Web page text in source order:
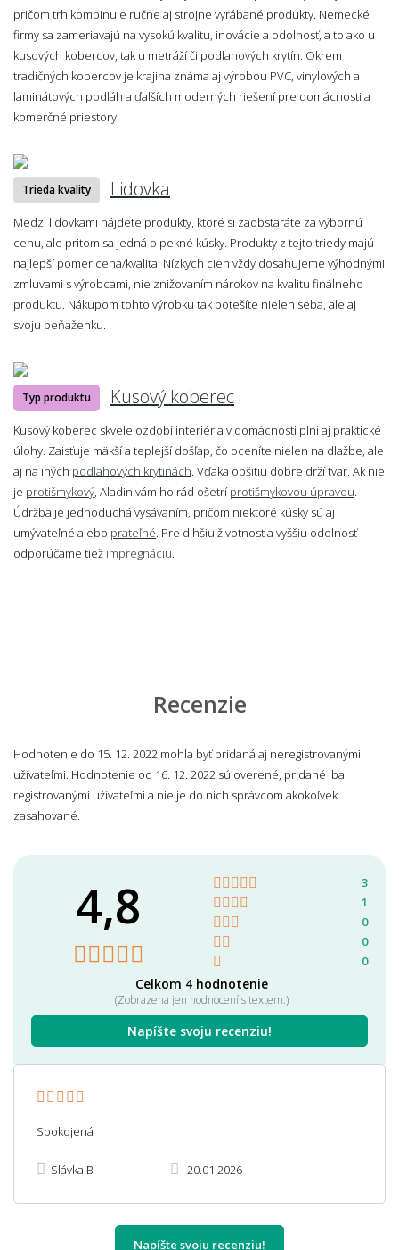
pričom trh kombinuje ručne aj strojne vyrábané produkty. Nemecké
firmy sa zameriavajú na vysokú kvalitu, inovácie a odolnosť, a to ako u
kusových kobercov, tak u metráží či podlahových krytín. Okrem
tradičných kobercov je krajina známa aj výrobou PVC, vinylových a
laminátových podláh a ďalších moderných riešení pre domácnosti a
komerčné priestory.
Trieda kvality Lidovka
Medzi lidovkami nájdete produkty, ktoré si zaobstaráte za výbornú
cenu, ale pritom sa jedná o pekné kúsky. Produkty z tejto triedy majú
najlepší pomer cena/kvalita. Nízkych cien vždy dosahujeme výhodnými
zmluvami s výrobcami, nie znižovaním nárokov na kvalitu finálneho
produktu. Nákupom tohto výrobku tak potešíte nielen seba, ale aj
svoju peňaženku.
Typ produktu Kusový koberec
Kusový koberec skvele ozdobí interiér a v domácnosti plní aj praktické
úlohy. Zaisťuje mäkší a teplejší došľap, čo oceníte nielen na dlažbe, ale
aj na iných podlahových krytinách . Vďaka obšitiu dobre drží tvar. Ak nie
je protišmykový , Aladin vám ho rád ošetríprotišmykovou úpravou
Údržba je jednoduchá vysávaním, pričom niektoré kúsky sú aj
umývateľné alebo prateľné . Pre dlhšiu životnosť a vyššiu odolnosť
odporúčame tiež impregnáciu
Recenzie
Hodnotenie do 15. 12. 2022 mohla byť pridaná aj neregistrovanými
užívateľmi. Hodnotenie od 16. 12. 2022 sú overené, pridané iba
registrovanými užívateľmi a nie je do nich správcom akokoľvek
zasahované.
4,8
Celkom 4 hodnotenie
(Zobrazena jen hodnocení s textem.)
Napíšte svoju recenziu!
3
1
0
0
0
Spokojená
Slávka B 20.01.2026
Napíšte svoju recenziu!